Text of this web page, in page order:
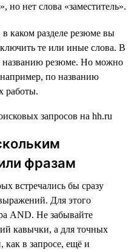
но нет слова «заместитель».
в каком разделе резюме вы
те или иные слова. В
названию резюме. Но можно
по названию
работы.
фразам
встречались бы сразу
Для этого
AND. Не забывайте
кавычки, а для точных
как в запросе, ещё и